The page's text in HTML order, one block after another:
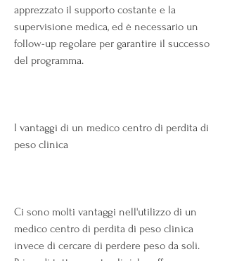
apprezzato il supporto costante e la
supervisione medica, ed è necessario un
follow-up regolare per garantire il successo
del programma.
I vantaggi di un medico centro di perdita di
peso clinica
Ci sono molti vantaggi nell'utilizzo di un
medico centro di perdita di peso clinica
invece di cercare di perdere peso da soli.